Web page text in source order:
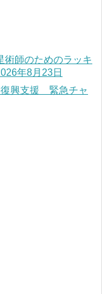
師のためのラッキ
年8月23日
復興支援 緊急チャ